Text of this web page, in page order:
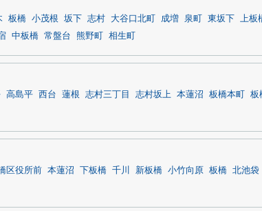
板橋 小茂根 坂下 志村 大谷口北町 成増 泉町 東坂下 上板
中板橋 常盤台 熊野町 相生町
高島平 西台 蓮根 志村三丁目 志村坂上 本蓮沼 板橋本町 板
区役所前 本蓮沼 下板橋 千川 新板橋 小竹向原 板橋 北池袋